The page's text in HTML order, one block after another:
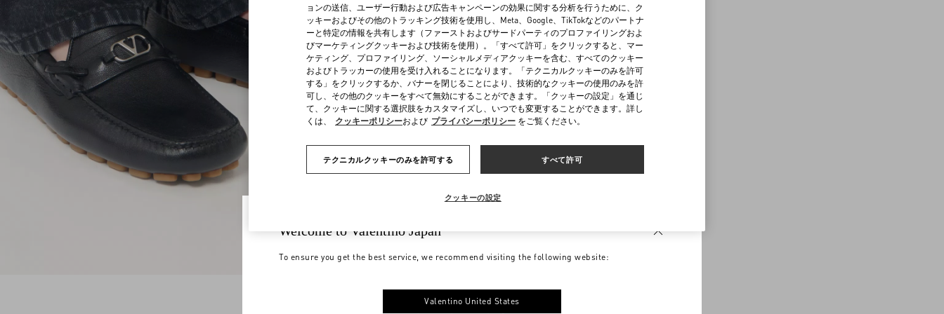
Welcome to Valentino Japan
To ensure you get the best service, we recommend visiting the following website:
Valentino United States
ョンの送信、ユーザー行動および広告キャンペーンの効果に関する分析を行うために、ク
ッキーおよびその他のトラッキング技術を使用し、Meta、Google、TikTokなどのパートナ
ーと特定の情報を共有します（ファーストおよびサードパーティのプロファイリングおよ
びマーケティングクッキーおよび技術を使用）。「すべて許可」をクリックすると、マー
ケティング、プロファイリング、ソーシャルメディアクッキーを含む、すべてのクッキー
およびトラッカーの使用を受け入れることになります。「テクニカルクッキーのみを許可
する」をクリックするか、バナーを閉じることにより、技術的なクッキーの使用のみを許
可し、その他のクッキーをすべて無効にすることができます。「クッキーの設定」を通じ
て、クッキーに関する選択肢をカスタマイズし、いつでも変更することができます。詳し
くは、
クッキーポリシーおよび プライバシーポリシー をご覧ください。
テクニカルクッキーのみを許可する すべて許可
クッキーの設定